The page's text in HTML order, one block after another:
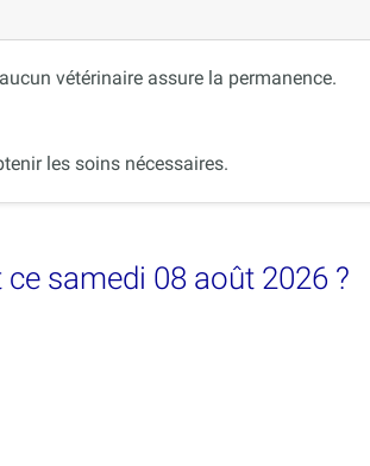
vétérinaire assure la permanence.
les soins nécessaires.
samedi 08 août 2026 ?